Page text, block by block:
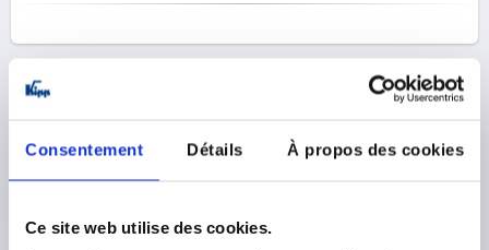
Consentement Détails À propos des cookies
Ce site web utilise des cookies.
FORMES
DÉTAILS DU PRODUIT